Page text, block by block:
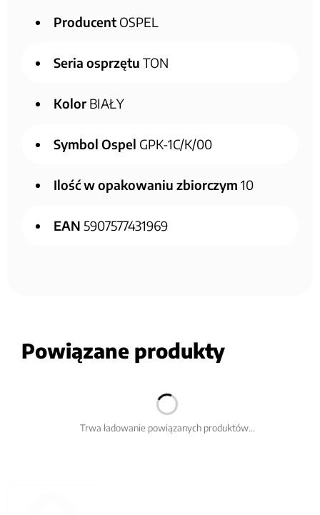
Producent OSPEL
Seria osprzętu TON
Kolor BIAŁY
Symbol Ospel GPK-1C/K/00
Ilość w opakowaniu zbiorczym 10
EAN 5907577431969
Powiązane produkty
Trwa ładowanie powiązanych produktów...